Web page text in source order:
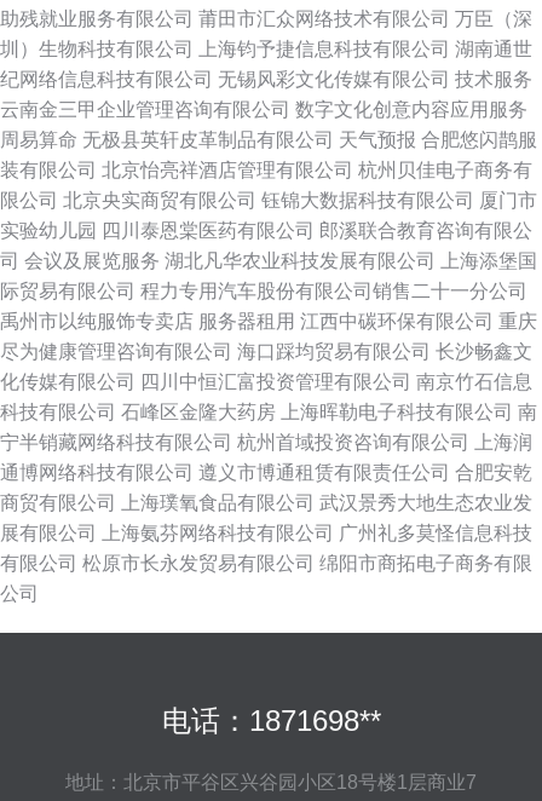
助残就业服务有限公司 莆田市汇众网络技术有限公司 万臣（深
圳）生物科技有限公司
上海钧予捷信息科技有限公司 湖南通世
纪网络信息科技有限公司 无锡风彩文化传媒有限公司 技术服务
云南金三甲企业管理咨询有限公司 数字文化创意内容应用服务
周易算命 无极县英轩皮革制品有限公司 天气预报 合肥悠闪鹊服
装有限公司 北京怡亮祥酒店管理有限公司 杭州贝佳电子商务有
限公司 北京央实商贸有限公司 钰锦大数据科技有限公司 厦门市
实验幼儿园 四川泰恩棠医药有限公司 郎溪联合教育咨询有限公
司 会议及展览服务 湖北凡华农业科技发展有限公司
上海添堡国
际贸易有限公司 程力专用汽车股份有限公司销售二十一分公司
禹州市以纯服饰专卖店 服务器租用 江西中碳环保有限公司 重庆
尽为健康管理咨询有限公司 海口踩均贸易有限公司 长沙畅鑫文
化传媒有限公司
四川中恒汇富投资管理有限公司 南京竹石信息
科技有限公司 石峰区金隆大药房 上海晖勒电子科技有限公司 南
宁半销藏网络科技有限公司 杭州首域投资咨询有限公司
上海润
通博网络科技有限公司 遵义市博通租赁有限责任公司 合肥安乾
商贸有限公司
上海璞氧食品有限公司 武汉景秀大地生态农业发
展有限公司
上海氨芬网络科技有限公司 广州礼多莫怪信息科技
有限公司 松原市长永发贸易有限公司 绵阳市商拓电子商务有限
公司
电话：1871698**
地址：北京市平谷区兴谷园小区18号楼1层商业7